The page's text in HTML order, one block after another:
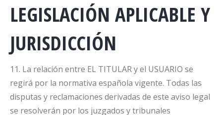
LEGISLACIÓN APLICABLE Y
JURISDICCIÓN
11. La relación entre EL TITULAR y el USUARIO se
regirá por la normativa española vigente. Todas las
disputas y reclamaciones derivadas de este aviso legal
se resolverán por los juzgados y tribunales